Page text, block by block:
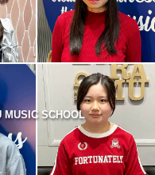
MUSIC SCHOOL